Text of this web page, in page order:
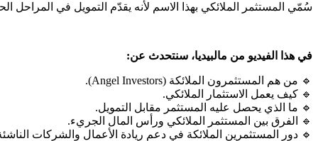
سُمّي المستثمر الملائكي بهذا الاسم لأنه يقدّم التمويل في
في هذا الفيديو من مالبيديا، سنتحدث عن:
🔹 من هم المستثمرون الملائكة (Angel Investors).
🔹 كيف يعمل الاستثمار الملائكي.
🔹 ما الذي يحصل عليه المستثمر مقابل التمويل.
🔹 الفرق بين المستثمر الملائكي ورأس المال الجريء.
🔹 دور المستثمرين الملائكة في دعم ريادة الأعمال والشركات